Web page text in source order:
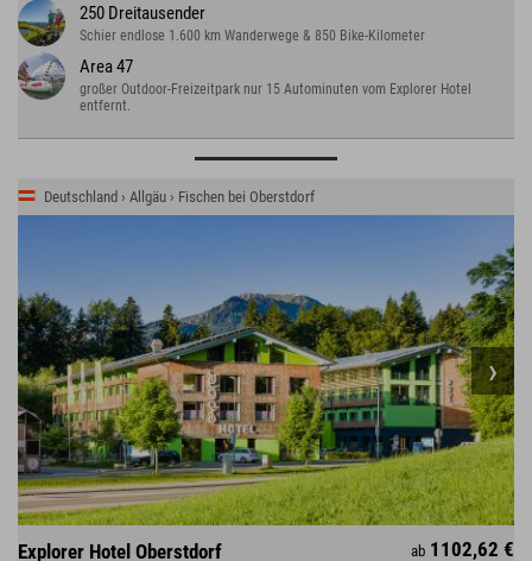
250 Dreitausender
Schier endlose 1.600 km Wanderwege & 850 Bike-Kilometer
Area 47
großer Outdoor-Freizeitpark nur 15 Autominuten vom Explorer Hotel
entfernt.
Deutschland › Allgäu › Fischen bei Oberstdorf
Explorer Hotel Oberstdorf ab 1102,62 €